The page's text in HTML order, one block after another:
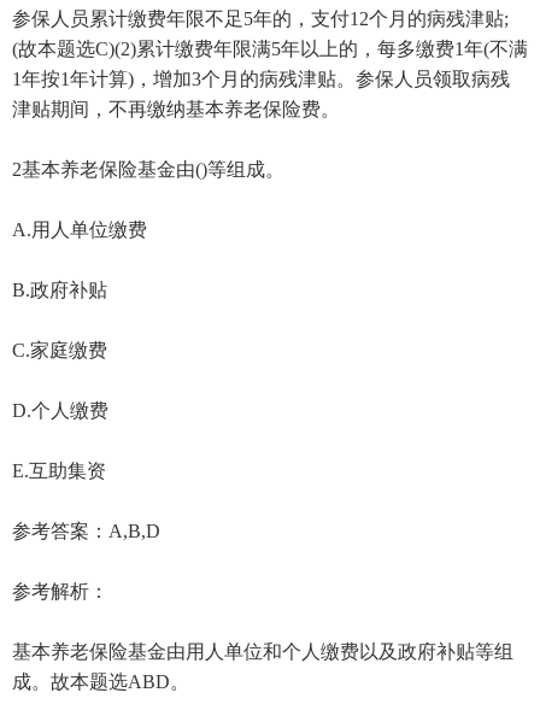
参保人员累计缴费年限不足5年的，支付12个月的病残津贴;
(故本题选C)(2)累计缴费年限满5年以上的，每多缴费1年(不满
1年按1年计算)，增加3个月的病残津贴。参保人员领取病残
津贴期间，不再缴纳基本养老保险费。
2基本养老保险基金由()等组成。
A.用人单位缴费
B.政府补贴
C.家庭缴费
D.个人缴费
E.互助集资
参考答案：A,B,D
参考解析：
基本养老保险基金由用人单位和个人缴费以及政府补贴等组
成。故本题选ABD。